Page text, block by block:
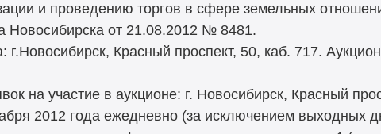
и проведению торгов в сфере земельных
Новосибирска от 21.08.2012 № 8481.
Красный проспект, 50, каб. 717.
на участие в аукционе: г. Новосибирск, Красный
2012 года ежедневно (за исключением выходных